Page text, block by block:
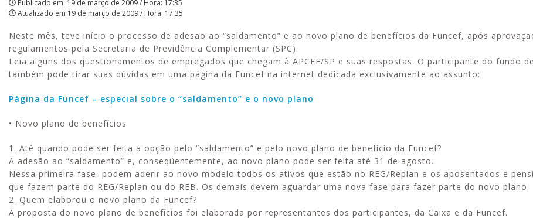
|
APCEF/SP
Publicado em 19 de março de 2009 / Hora: 17:35
Atualizado em 19 de março de 2009 / Hora: 17:35
Neste mês, teve início o processo de adesão ao “saldamento” e ao novo plano de benefícios da Funcef, após
regulamentos pela Secretaria de Previdência Complementar (SPC).
Leia alguns dos questionamentos de empregados que chegam à APCEF/SP e suas respostas. O participante do fundo
também pode tirar suas dúvidas em uma página da Funcef na internet dedicada exclusivamente ao assunto:
Página da Funcef – especial sobre o “saldamento” e o novo plano
• Novo plano de benefícios
1. Até quando pode ser feita a opção pelo “saldamento” e pelo novo plano de benefício da Funcef?
A adesão ao “saldamento” e, conseqüentemente, ao novo plano pode ser feita até 31 de agosto.
Nessa primeira fase, podem aderir ao novo modelo todos os ativos que estão no REG/Replan e os aposentados e
que fazem parte do REG/Replan ou do REB. Os demais devem aguardar uma nova fase para fazer parte do novo plano.
2. Quem elaborou o novo plano da Funcef?
A proposta do novo plano de benefícios foi elaborada por representantes dos participantes, da Caixa e da Funcef.
Aproveite a parceria da Apcef
e momentos de lazer!
Alerta: